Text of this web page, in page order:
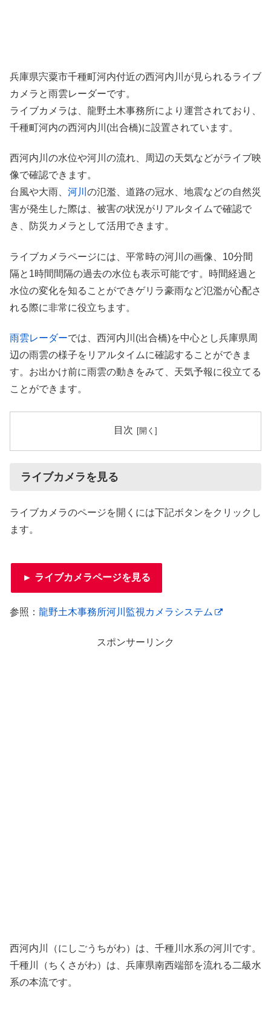
兵庫県宍粟市千種町河内付近の西河内川が見られるライブ
カメラと雨雲レーダーです。
ライブカメラは、龍野土木事務所により運営されており、
千種町河内の西河内川(出合橋)に設置されています。
西河内川の水位や河川の流れ、周辺の天気などがライブ映
像で確認できます。
台風や大雨、 河川 の氾濫、道路の冠水、地震などの自然災
害が発生した際は、被害の状況がリアルタイムで確認で
き、防災カメラとして活用できます。
ライブカメラページには、平常時の河川の画像、10分間
隔と1時間間隔の過去の水位も表示可能です。時間経過と
水位の変化を知ることができゲリラ豪雨など氾濫が心配さ
れる際に非常に役立ちます。
雨雲レーダーでは、西河内川(出合橋)を中心とし兵庫県周
辺の雨雲の様子をリアルタイムに確認することができま
す。お出かけ前に雨雲の動きをみて、天気予報に役立てる
ことができます。
目次
ライブカメラを見る
ライブカメラのページを開くには下記ボタンをクリックし
ます。
► ライブカメラページを見る
参照： 龍野土木事務所河川監視カメラシステム
スポンサーリンク
西河内川（にしごうちがわ）は、千種川水系の河川です。
千種川（ちくさがわ）は、兵庫県南西端部を流れる二級水
系の本流です。